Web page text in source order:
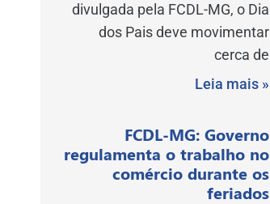
divulgada pela FCDL-MG, o Dia
dos Pais deve movimentar
cerca de
Leia mais »
FCDL-MG: Governo
regulamenta o trabalho no
comércio durante os
feriados